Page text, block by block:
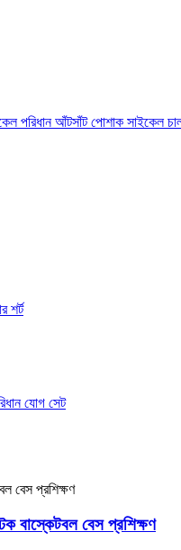
বাস্কেটবল বেস প্রশিক্ষণ